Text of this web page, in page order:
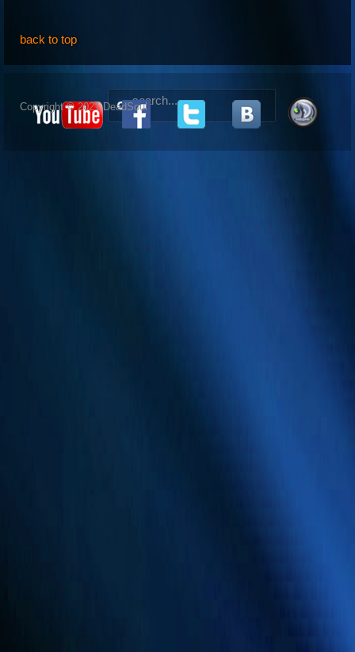
back to top
Copyright © 2021 DeadSoul